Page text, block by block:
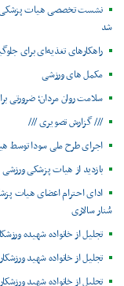
نشست تخصصی هیات پزشکی
شد
راهکارهای تغذیه‌ای برای
مکمل های ورزشی
سلامت روان مردان؛ ضرورتی
/// گزارش تصویری ///
اجرای طرح ملی سودا توسط
بازدید از هیات پزشکی
ادای احترام اعضای هیات
سُنار سالاری
تجلیل از خانواده شهیده
تجلیل از خانواده شهید
تجلیل از خانواده شهید